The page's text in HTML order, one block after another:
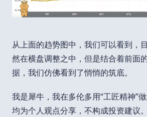
从上面的趋势图中，我们可以看到，
然在横盘调整之中，但是结合着前面
据，我们仿佛看到了悄悄的筑底。
我是犀牛，我在多伦多用“工匠精神”
均为个人观点分享，不构成投资建议